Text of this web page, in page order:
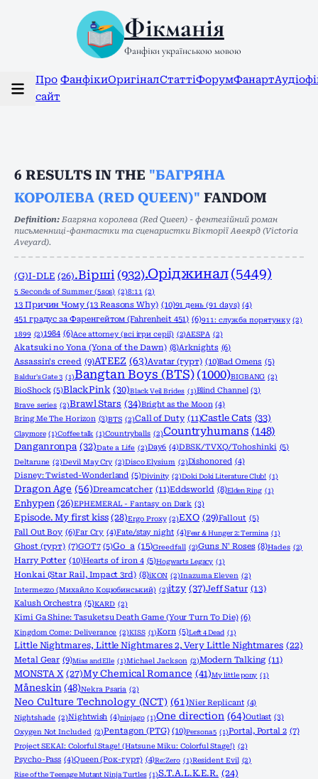
Фікманія
Фанфіки українською мовою
Про
сайт
ФанфікиОригіналСтаттіФорумФанарт
6 RESULTS IN THE "БАГРЯНА
КОРОЛЕВА (RED QUEEN)" FANDOM
Definition: Багряна королева (Red Queen) - фентезійний роман
письменниці-фантастки та сценаристки Вікторії Авеярд (Victoria
Aveyard).
(G)I-DLE (26).Вірші (932).Оріджинал (5449)
5 Seconds of Summer (5sos) (2)8:11 (2)
13 Причин Чому (13 Reasons Why) (10)91 день (91 days) (4)
451 градус за Фаренгейтом (Fahrenheit 451) (6)911: служба порятунку (2)
1899 (2)1984 (6)Ace attorney (всі ігри серії) (2)AESPA (2)
Akatsuki no Yona (Yona of the Dawn) (8)Arknights (6)
Assassin's creed (9)ATEEZ (63)Avatar (гурт) (10)Bad Omens (5)
Baldur's Gate 3 (1)Bangtan Boys (BTS) (1000)BIGBANG (2)
BioShock (5)BlackPink (30)Black Veil Brides (1)Blind Channel (3)
Brave series (2)Brawl Stars (34)Bright as the Moon (4)
Bring Me The Horizon (3)BTS (2)Call of Duty (11)Castle Cats (33)
Claymore (1)Coffee talk (1)Countryballs (2)Countryhumans (148)
Danganronpa (32)Date a Life (2)Day6 (4)DBSK/TVXQ/Tohoshinki (5)
Deltarune (2)Devil May Cry (2)Disco Elysium (2)Dishonored (4)
Disney: Twisted-Wonderland (5)Divinity (2)Doki Doki Literature Club! (1)
Dragon Age (56)Dreamcatcher (11)Eddsworld (8)Elden Ring (1)
Enhypen (26)EPHEMERAL - Fantasy on Dark (3)
Episode. My first kiss (28)Ergo Proxy (2)EXO (29)Fallout (5)
Fall Out Boy (6)Far Cry (4)Fate/stay night (4)Fear & Hunger 2: Termina (1)
Ghost (гурт) (7)GOT7 (5)Go_a (15)Greedfall (2)Guns N' Roses (8)Hades (2)
Harry Potter (10)Hearts of iron 4 (5)Hogwarts Legacy (1)
Honkai (Star Rail, Impact 3rd) (8)iKON (2)Inazuma Eleven (2)
Intermezzo (Михайло Коцюбинський) (2)itzy (37)Jeff Satur (13)
Kalush Orchestra (5)KARD (2)
Kimi Ga Shine: Tasuketsu Death Game (Your Turn To Die) (6)
Kingdom Come: Deliverance (2)KISS (1)Korn (5)Left 4 Dead (1)
Little Nightmares, Little Nightmares 2, Very Little Nightmares (22)
Metal Gear (9)Mias and Elle (1)Michael Jackson (2)Modern Talking (11)
MONSTA X (27)My Chemical Romance (41)My little pony (1)
Måneskin (48)Nekra Psaria (2)
Neo Culture Technology (NCT) (61)Nier Replicant (4)
Nightshade (2)Nightwish (4)ninjago (1)One direction (64)Outlast (3)
Oxygen Not Included (2)Pentagon (PTG) (10)Persona 5 (1)Portal, Portal 2 (7)
Project SEKAI: Colorful Stage! (Hatsune Miku: Colorful Stage!) (2)
Psycho-Pass (4)Queen (Рок-гурт) (4)Re:Zero (1)Resident Evil (2)
Rise of the Teenage Mutant Ninja Turtles (1)S.T.A.L.K.E.R. (24)